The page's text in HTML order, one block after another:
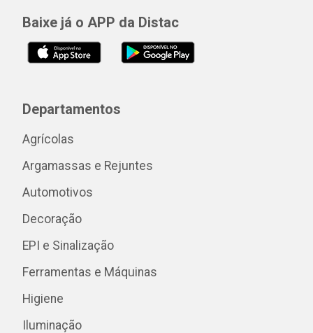
Baixe já o APP da Distac
Departamentos
Agrícolas
Argamassas e Rejuntes
Automotivos
Decoração
EPI e Sinalização
Ferramentas e Máquinas
Higiene
Iluminação